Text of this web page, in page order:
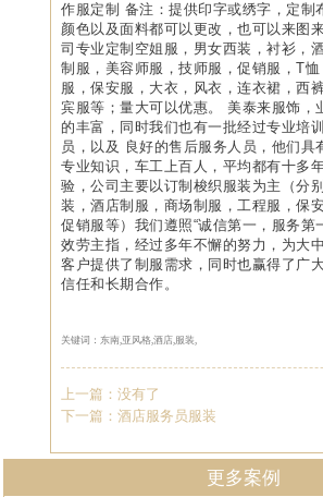
作服定制 备注：提供印字或绣字，定制
颜色以及面料都可以更改，也可以来图
司专业定制空姐服，男女西装，衬衫，
制服，美容师服，技师服，促销服，T
服，保安服，大衣，风衣，连衣裙，西
宾服等；量大可以优惠。 美泰来服饰，
的丰富，同时我们也有一批经过专业培
员，以及 良好的售后服务人员，他们具
专业知识，车工上百人，平均都有十多
验，公司主要以订制梭织服装为主（分
装，酒店制服，商场制服，工程服，保
促销服等）我们遵照“诚信第一，服务第
效劳主指，经过多年不懈的努力，为大
客户提供了制服需求，同时也赢得了广
信任和长期合作。
关键词：东南,亚风格,酒店,服装,
上一篇：没有了
下一篇：酒店服务员服装
更多案例